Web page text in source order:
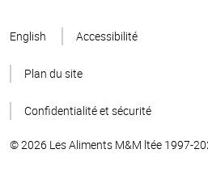
page
English Accessibilité
Plan du site
Confidentialité et sécurité
© 2026 Les Aliments M&M ltée 1997-